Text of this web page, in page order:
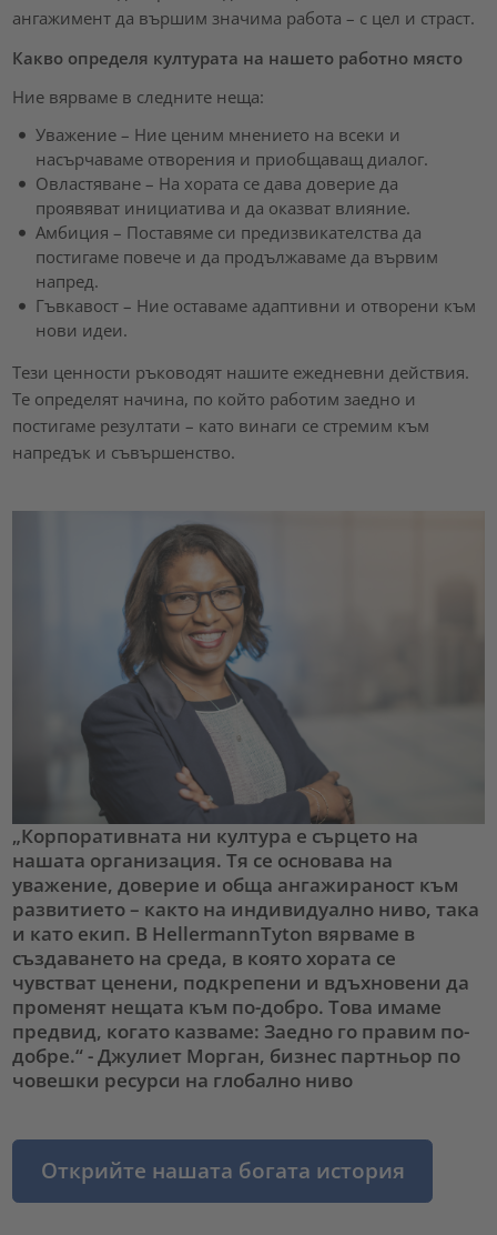
ангажимент да вършим значима работа – с цел и страст.
Какво определя културата на нашето работно място
Ние вярваме в следните неща:
Уважение – Ние ценим мнението на всеки и
насърчаваме отворения и приобщаващ диалог.
Овластяване – На хората се дава доверие да
проявяват инициатива и да оказват влияние.
Амбиция – Поставяме си предизвикателства да
постигаме повече и да продължаваме да вървим
напред.
Гъвкавост – Ние оставаме адаптивни и отворени към
нови идеи.
Тези ценности ръководят нашите ежедневни действия.
Те определят начина, по който работим заедно и
постигаме резултати – като винаги се стремим към
напредък и съвършенство.
„Корпоративната ни култура е сърцето на
нашата организация. Тя се основава на
уважение, доверие и обща ангажираност към
развитието – както на индивидуално ниво, така
и като екип. В HellermannTyton вярваме в
създаването на среда, в която хората се
чувстват ценени, подкрепени и вдъхновени да
променят нещата към по-добро. Това имаме
предвид, когато казваме: Заедно го правим по-
добре.“ - Джулиет Морган, бизнес партньор по
човешки ресурси на глобално ниво
Открийте нашата богата история